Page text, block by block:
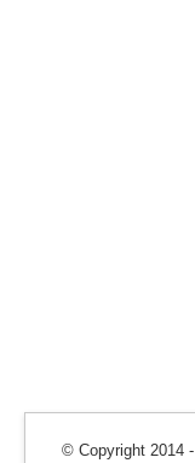
© Copyright 2014 -